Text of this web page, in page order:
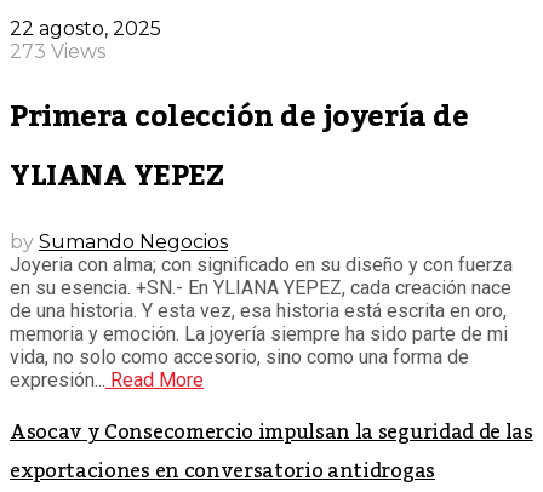
22 agosto, 2025
273 Views
Primera colección de joyería de
YLIANA YEPEZ
by Sumando Negocios
Joyeria con alma; con significado en su diseño y con fuerza
en su esencia. +SN.- En YLIANA YEPEZ, cada creación nace
de una historia. Y esta vez, esa historia está escrita en oro,
memoria y emoción. La joyería siempre ha sido parte de mi
vida, no solo como accesorio, sino como una forma de
expresión... Read More
Asocav y Consecomercio impulsan la seguridad de las
exportaciones en conversatorio antidrogas